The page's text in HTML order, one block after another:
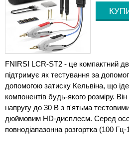
FNIRSI LCR-ST2 - це компактний
підтримує як тестування за
допомогою затиску Кельвіна, що
компонентів будь-якого розміру.
напругу до 30 В з п'ятьма
дюймовим HD-дисплеєм. Серед
повнодіапазонна розгортка (100